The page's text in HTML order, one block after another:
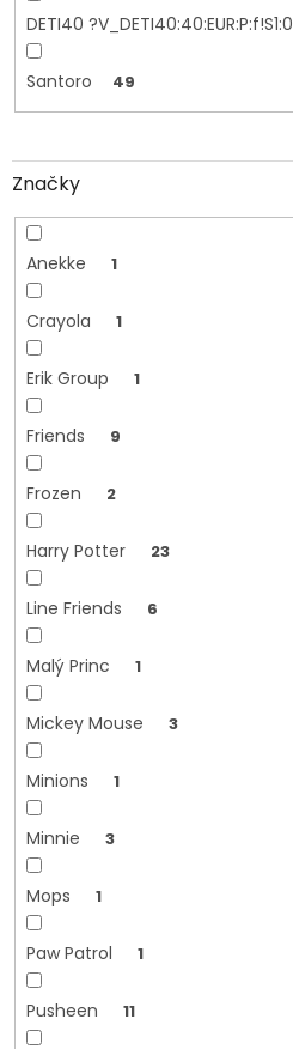
DETI40 ?V_DETI40:40:EUR:P:f!S1:0
Santoro 49
Značky
Anekke 1
Crayola 1
Erik Group 1
Friends 9
Frozen 2
Harry Potter 23
Line Friends 6
Malý Princ 1
Mickey Mouse 3
Minions 1
Minnie 3
Mops 1
Paw Patrol 1
Pusheen 11